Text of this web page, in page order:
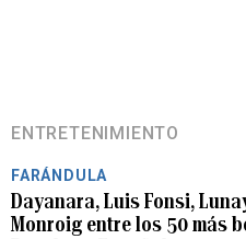
ENTRETENIMIENTO
FARÁNDULA
Dayanara, Luis Fonsi,
Monroig entre los 50 más